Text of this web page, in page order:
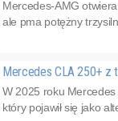
Mercedes-AMG
ale pma potężny
Mercedes CLA 250+ z
W 2025 roku Mercedes
który pojawił się jako